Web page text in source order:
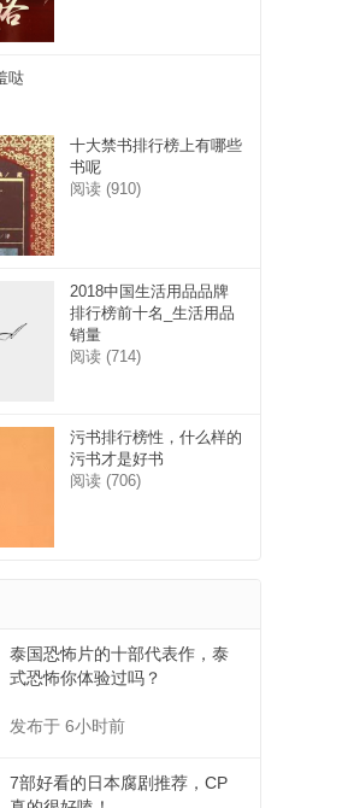
哒
十大禁书排行榜上有哪些
书呢
阅读 (910)
2018中国生活用品品牌
排行榜前十名_生活用品
销量
阅读 (714)
污书排行榜性，什么样的
污书才是好书
阅读 (706)
泰国恐怖片的十部代表作，泰
式恐怖你体验过吗？
发布于 6小时前
7部好看的日本腐剧推荐，CP